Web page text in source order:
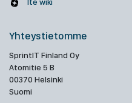
Yhteystietomme
SprintIT Finland Oy
Atomitie 5 B
00370 Helsinki
Suomi